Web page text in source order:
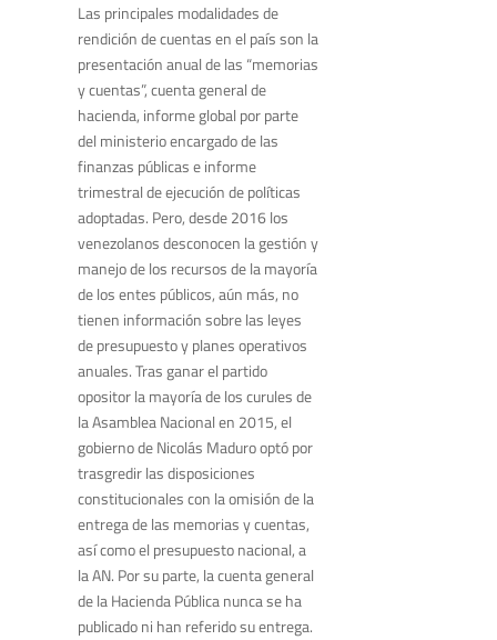
Las principales modalidades de
rendición de cuentas en el país son la
presentación anual de las “memorias
y cuentas”, cuenta general de
hacienda, informe global por parte
del ministerio encargado de las
finanzas públicas e informe
trimestral de ejecución de políticas
adoptadas. Pero, desde 2016 los
venezolanos desconocen la gestión y
manejo de los recursos de la mayoría
de los entes públicos, aún más, no
tienen información sobre las leyes
de presupuesto y planes operativos
anuales. Tras ganar el partido
opositor la mayoría de los curules de
la Asamblea Nacional en 2015, el
gobierno de Nicolás Maduro optó por
trasgredir las disposiciones
constitucionales con la omisión de la
entrega de las memorias y cuentas,
así como el presupuesto nacional, a
la AN. Por su parte, la cuenta general
de la Hacienda Pública nunca se ha
publicado ni han referido su entrega.